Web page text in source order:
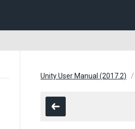
Unity User Manual (2017.2)